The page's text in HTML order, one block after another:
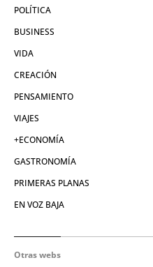
POLÍTICA
BUSINESS
VIDA
CREACIÓN
PENSAMIENTO
VIAJES
+ECONOMÍA
GASTRONOMÍA
PRIMERAS PLANAS
EN VOZ BAJA
Otras webs